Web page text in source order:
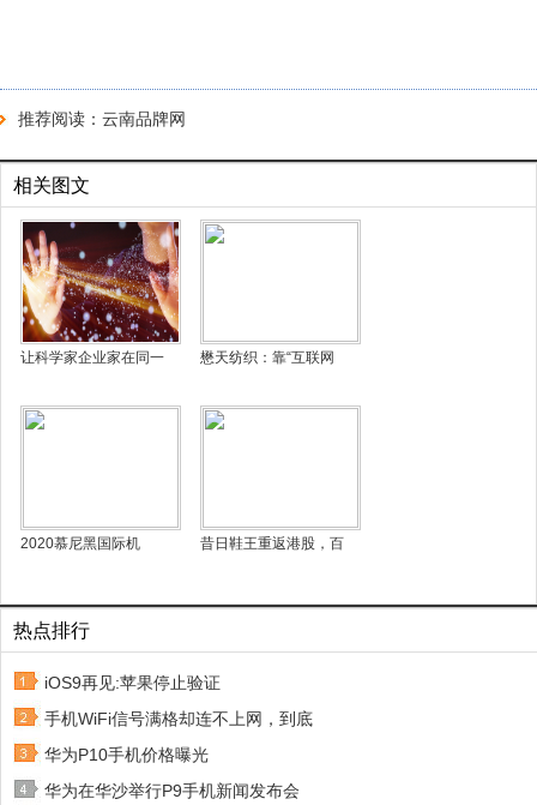
推荐阅读： 云南品牌网
相关图文
让科学家企业家在同一 懋天纺织：靠“互联网
2020慕尼黑国际机 昔日鞋王重返港股，百
热点排行
iOS9再见:苹果停止验证
手机WiFi信号满格却连不上网，到底
华为P10手机价格曝光
华为在华沙举行P9手机新闻发布会